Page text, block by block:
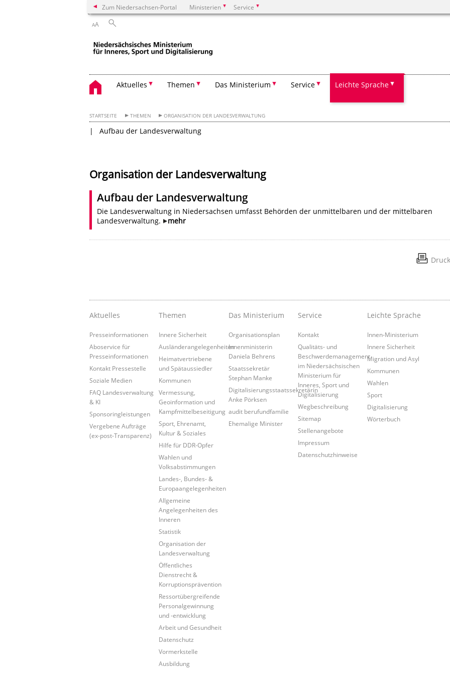
Zum Niedersachsen-Portal Ministerien Service
AA
Aktuelles Themen Das Ministerium Service Leichte Sprache
STARTSEITE THEMEN ORGANISATION DER LANDESVERWALTUNG
Aufbau der Landesverwaltung
Organisation der Landesverwaltung
Aufbau der Landesverwaltung
Die Landesverwaltung in Niedersachsen umfasst Behörden der unmittelbaren und der mittelbaren
Landesverwaltung.
mehr
Aktuelles
Presseinformationen
Aboservice für
Presseinformationen
Kontakt Pressestelle
Soziale Medien
FAQ Landesverwaltung
& KI
Sponsoringleistungen
Vergebene Aufträge
(ex-post-Transparenz)
Themen
Innere Sicherheit
Ausländerangelegenheiten
Heimatvertriebene
und Spätaussiedler
Kommunen
Vermessung,
Geoinformation und
Kampfmittelbeseitigung
Sport, Ehrenamt,
Kultur & Soziales
Hilfe für DDR-Opfer
Wahlen und
Volksabstimmungen
Landes-, Bundes- &
Europaangelegenheiten
Allgemeine
Angelegenheiten des
Inneren
Statistik
Organisation der
Landesverwaltung
Öffentliches
Dienstrecht &
Korruptionsprävention
Ressortübergreifende
Personalgewinnung
und -entwicklung
Arbeit und Gesundheit
Datenschutz
Vormerkstelle
Ausbildung
Das Ministerium
Organisationsplan
Innenministerin
Daniela Behrens
Staatssekretär
Stephan Manke
Digitalisierungsstaatssekretärin
Anke Pörksen
audit berufundfamilie
Ehemalige Minister
Service
Kontakt
Qualitäts- und
Beschwerdemanagement
im Niedersächsischen
Ministerium für
Inneres, Sport und
Digitalisierung
Wegbeschreibung
Sitemap
Stellenangebote
Impressum
Datenschutzhinweise
Leichte Sprache
Innen-Ministerium
Innere Sicherheit
Migration und Asyl
Kommunen
Wahlen
Sport
Digitalisierung
Wörterbuch